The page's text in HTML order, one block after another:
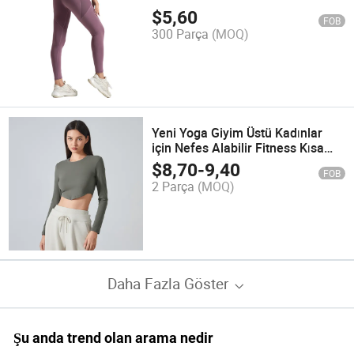
Esnek
$5,60 FOB
300 Parça (MOQ)
Yeni Yoga Giyim Üstü Kadınlar
için Nefes Alabilir Fitness Kısa
Stil Uygun Spor Uzun Kollu Tişört
$8,70-9,40 FOB
2 Parça (MOQ)
Daha Fazla Göster
Şu anda trend olan arama nedir